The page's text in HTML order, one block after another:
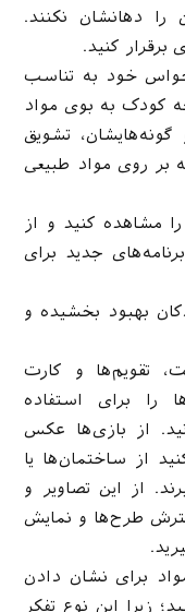
را دهانشان نکنند.
کنید.
حواس خود به تناسب
کودک به بوی مواد
تشویق
بر روی مواد طبیعی
مشاهده کنید و از
جدید برای
بهبود بخشیده و
تقویم‌ها و کارت
را برای استفاده
از بازی‌ها عکس
از ساختمان‌ها یا
از این تصاویر و
طرح‌ها و نمایش
برای نشان دادن
زیرا این نوع تفکر